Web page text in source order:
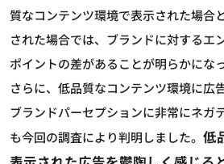
質なコンテンツ環境で表示された場合
された場合では、ブランドに対するエ
ポイントの差があることが明らかにな
さらに、低品質なコンテンツ環境に広
ブランドパーセプションに非常にネガ
も今回の調査により判明しました。 低